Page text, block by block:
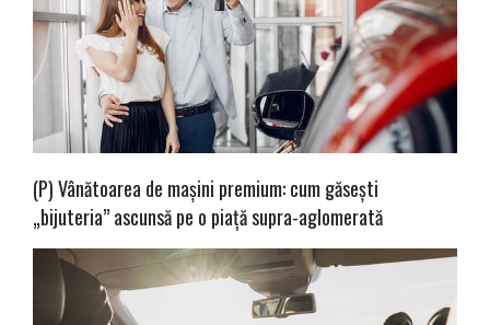
(P) Vânătoarea de mașini premium: cum găsești
„bijuteria” ascunsă pe o piață supra-aglomerată